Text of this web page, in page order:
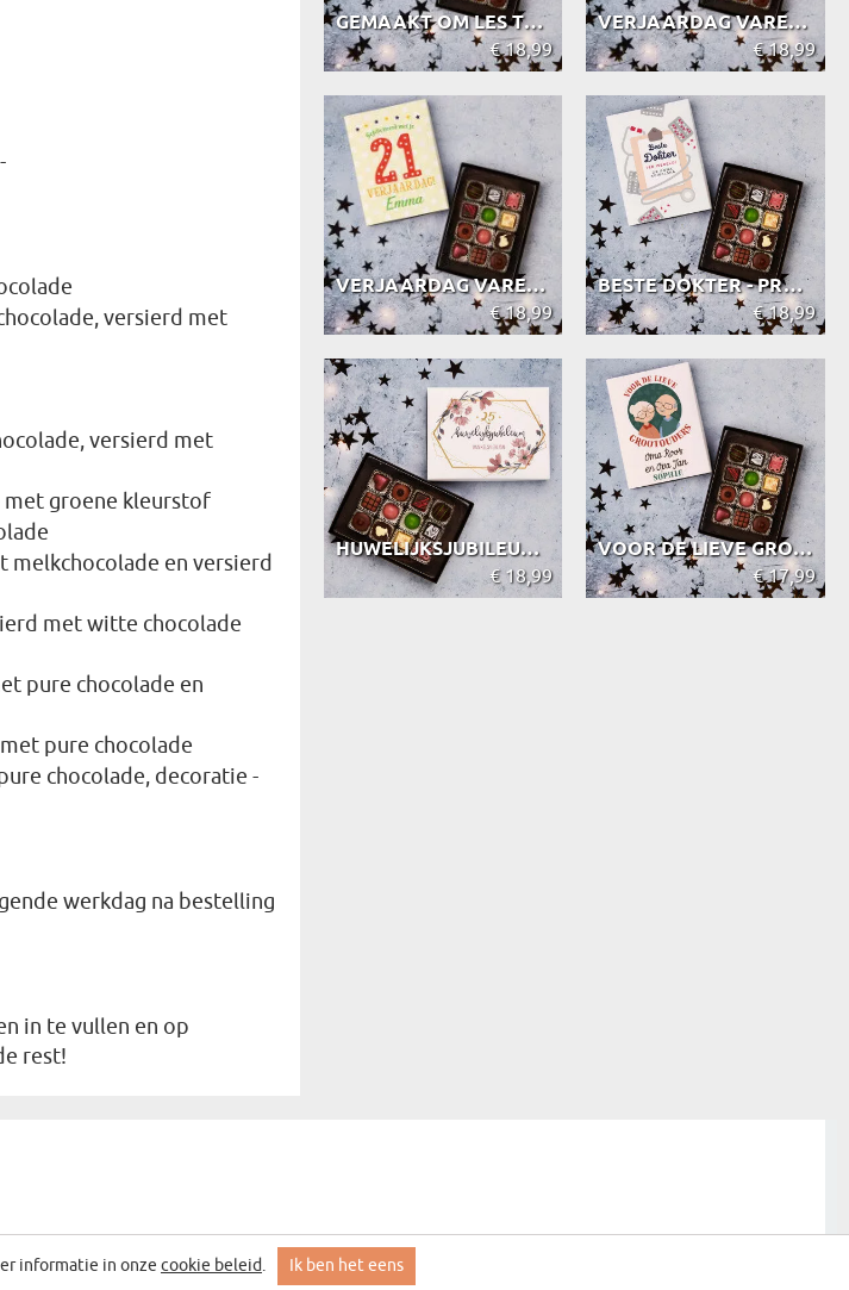
versierd met
versierd met
met groene kleurstof
en versierd
met witte chocolade
pure chocolade en
pure chocolade
chocolade, decoratie -
werkdag na bestelling
in te vullen en op
rest!
GEMAAKT OM LES TE GEVEN - PRALINES ...
€ 18,99
VERJAARDAG VAREN - PRALINES VAN BEL...
€ 18,99
VERJAARDAG VAREN - PRALINES VAN BEL...
€ 18,99
BESTE DOKTER - PRALINES VAN BELGISC...
€ 18,99
HUWELIJKSJUBILEUM BLOEMEN - PRALINE...
€ 18,99
VOOR DE LIEVE GROOTOUDERS - PRALINE...
€ 17,99
informatie in onze cookie beleid. Ik ben het eens